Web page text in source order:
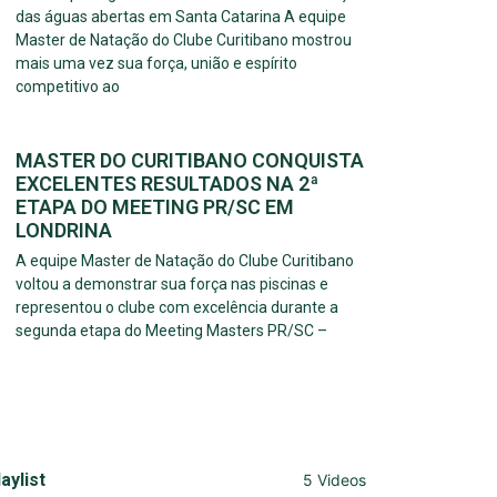
das águas abertas em Santa Catarina A equipe
Master de Natação do Clube Curitibano mostrou
mais uma vez sua força, união e espírito
competitivo ao
MASTER DO CURITIBANO CONQUISTA
EXCELENTES RESULTADOS NA 2ª
ETAPA DO MEETING PR/SC EM
LONDRINA
A equipe Master de Natação do Clube Curitibano
voltou a demonstrar sua força nas piscinas e
representou o clube com excelência durante a
segunda etapa do Meeting Masters PR/SC –
5 Videos